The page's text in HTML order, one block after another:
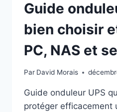
Guide
bien choisir
PC, NAS et
Par David Morais
Guide onduleur UPS
protéger efficacement